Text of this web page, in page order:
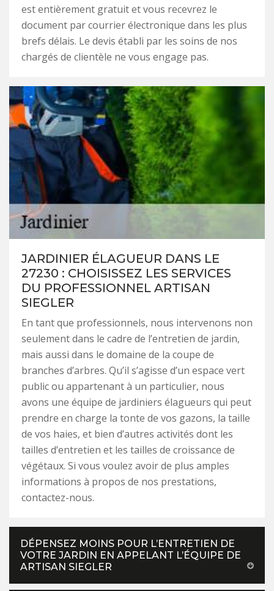
est entièrement gratuit et vous recevrez le
document par courrier électronique dans les plus
brefs délais. Le devis établi par les soins de nos
chargés de clientèle ne vous engage pas.
JARDINIER ÉLAGUEUR DANS LE
27230 : CHOISISSEZ LES SERVICES
DU PROFESSIONNEL ARTISAN
SIEGLER
En tant que professionnels, nous intervenons non
seulement dans le cadre de l’entretien de jardin,
mais aussi dans le domaine de la coupe de
branches d’arbres. Qu’il s’agisse d’un espace vert
public ou appartenant à un particulier, nous
avons une équipe de jardiniers élagueurs qui peut
prendre en charge la tonte de vos gazons, la taille
de vos haies, et bien d’autres activités dont les
tailles d’entretien et les tailles de croissance de
végétaux. Si vous voulez avoir de plus amples
informations à propos de nos prestations,
contactez-nous.
DÉPENSEZ MOINS POUR L’ENTRETIEN DE
VOTRE JARDIN EN APPELANT L’ÉQUIPE DE
ARTISAN SIEGLER